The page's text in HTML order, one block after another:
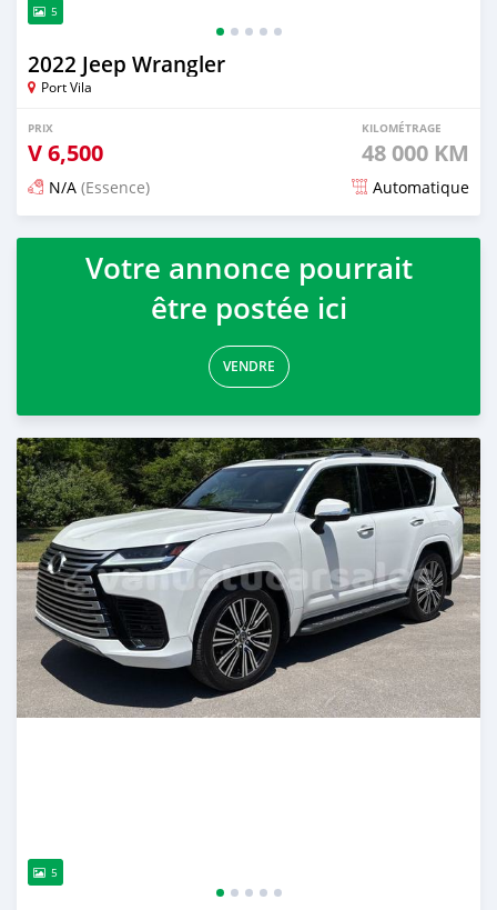
5
2022 Jeep Wrangler
Port Vila
PRIX
V6,500
KILOMÉTRAGE
48 000 KM
N/A (Essence) Automatique
Publié il y a environ un mois
Votre annonce pourrait
être postée ici
VENDRE
5